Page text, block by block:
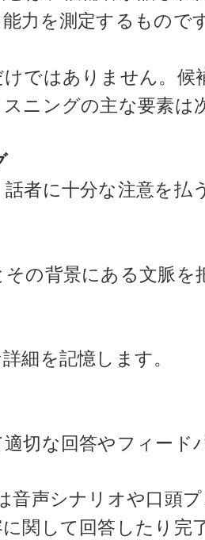
力を測定するものです
ではありません。候
ニングの主な要素は
者に十分な注意を払う
の背景にある文脈を
細を記憶します。
切な回答やフィード
音声シナリオや口頭
関して回答したり